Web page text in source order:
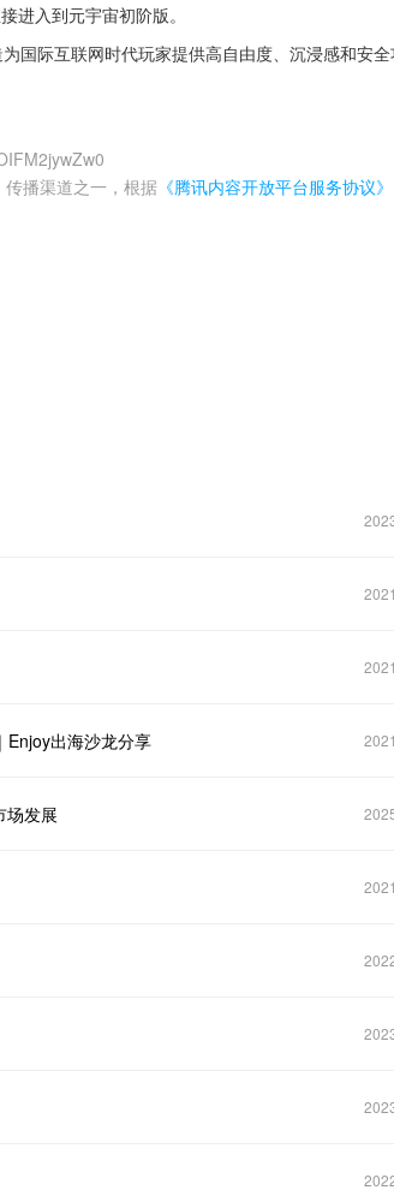
进入到元宇宙初阶版。
国际互联网时代玩家提供高自由度、沉浸感和安全
播渠道之一，根据 《腾讯内容开放平台服务协议》
Enjoy出海沙龙分享
场发展